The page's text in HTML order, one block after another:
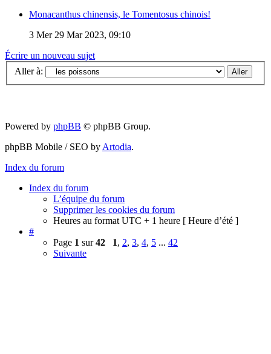
Monacanthus chinensis, le Tomentosus chinois!
3 Mer 29 Mar 2023, 09:10
Écrire un nouveau sujet
Aller à:
Powered by phpBB © phpBB Group.
phpBB Mobile / SEO byArtodia.
Index du forum
Index du forum
L’équipe du forum
Supprimer les cookies du forum
Heures au format UTC + 1 heure [ Heure d’été ]
#
Page 1 sur42 1, 2, 3, 4, 5 ... 42
Suivante